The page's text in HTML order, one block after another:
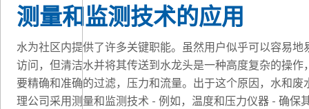
测量和监测技术的应用
水为社区内提供了许多关键职能。虽然用户似乎可以容易地
访问，但清洁水并将其传送到水龙头是一种高度复杂的操作
要精确和准确的过滤，压力和流量。出于这个原因，水和废
理公司采用测量和监测技术 - 例如，温度和压力仪器 - 确保